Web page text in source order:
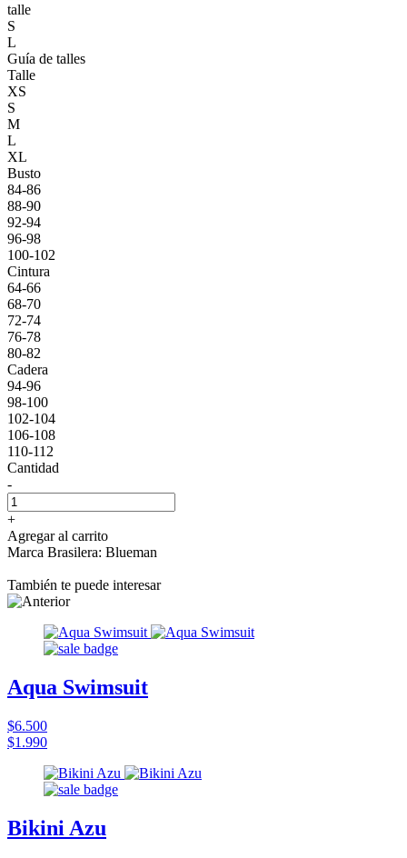
talle
S
L
Guía de talles
Talle
XS
S
M
L
XL
Busto
84-86
88-90
92-94
96-98
100-102
Cintura
64-66
68-70
72-74
76-78
80-82
Cadera
94-96
98-100
102-104
106-108
110-112
Cantidad
-
+
Agregar al carrito
Marca Brasilera: Blueman
También te puede interesar
Aqua Swimsuit
$6.500
$1.990
Bikini Azu